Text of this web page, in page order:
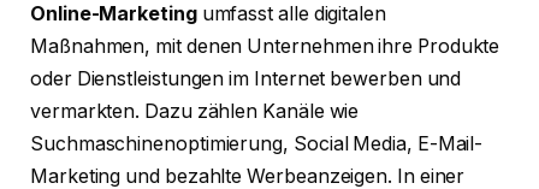
Online-Marketingumfasst alle digitalen
Maßnahmen, mit denen Unternehmen ihre Produkte
oder Dienstleistungen im Internet bewerben und
vermarkten. Dazu zählen Kanäle wie
Suchmaschinenoptimierung, Social Media, E-Mail-
Marketing und bezahlte Werbeanzeigen. In einer